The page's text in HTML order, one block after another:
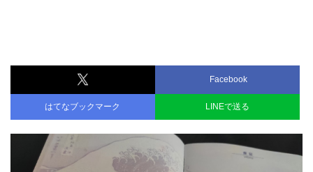
Facebook
はてなブックマーク LINEで送る